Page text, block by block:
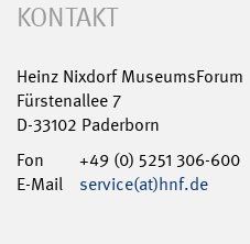
KONTAKT
Heinz Nixdorf MuseumsForum
Fürstenallee 7
D-33102 Paderborn
Fon
+49 (0) 5251 306-600
E-Mail
service(at)hnf.de